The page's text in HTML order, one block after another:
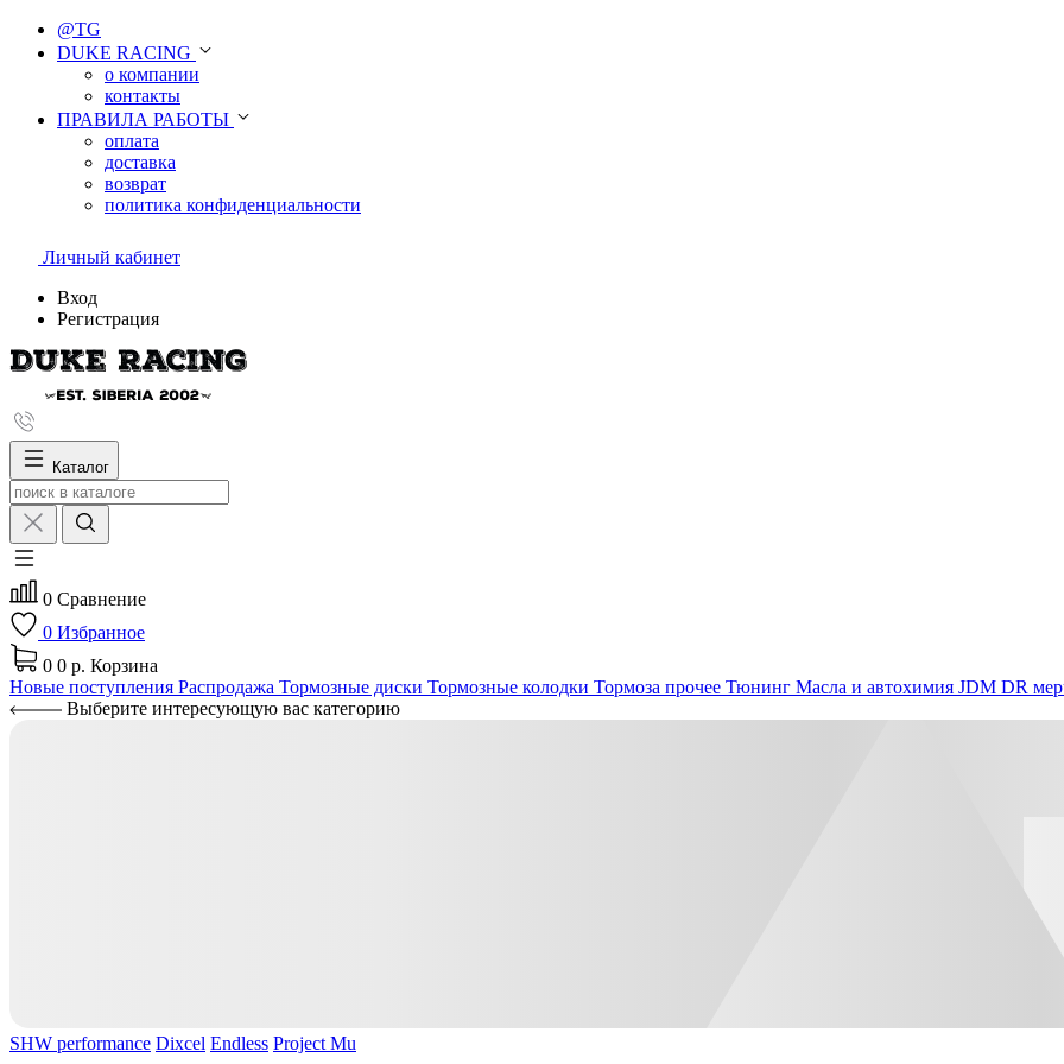
@TG
DUKE RACING
о компании
контакты
ПРАВИЛА РАБОТЫ
оплата
доставка
возврат
политика конфиденциальности
Личный кабинет
Вход
Регистрация
Каталог
0 Сравнение
0 Избранное
0 0 р. Корзина
Новые поступления Распродажа Тормозные диски Тормозные колодки Тормоза прочее Тюнинг Масла и автохимия JDM DR
Выберите интересующую вас категорию
SHW performance Dixcel Endless Project Mu